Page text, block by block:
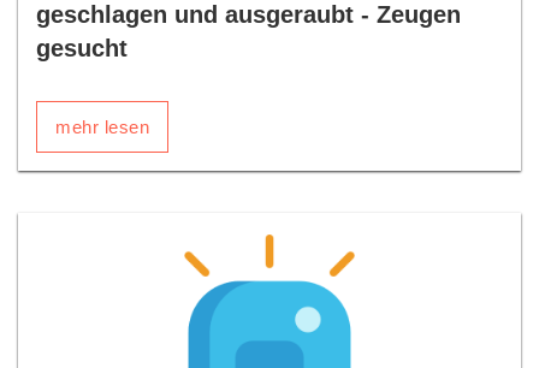
geschlagen und ausgeraubt - Zeugen
gesucht
mehr lesen